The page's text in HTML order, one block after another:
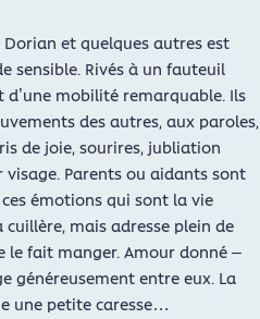
Dorian et quelques autres est
sensible. Rivés à un fauteuil
d’une mobilité remarquable. Ils
des autres, aux paroles,
de joie, sourires, jubliation
Parents ou aidants sont
émotions qui sont la vie
mais adresse plein de
le fait manger. Amour donné –
généreusement entre eux. La
une petite caresse…